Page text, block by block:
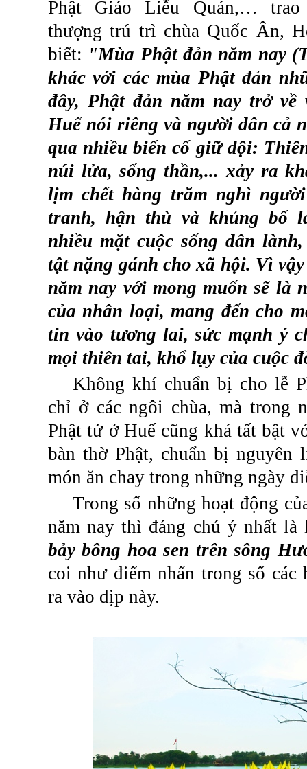
Phật Giáo Liễu Quán,… trao
thượng trú trì chùa Quốc Ân,
biết: "Mùa Phật đản năm nay (
khác với các mùa Phật đản
đây,Phật đản năm nay trở về
Huế nói riêng và người dân cả
quanhiều biến cố giữ dội:
núi lửa,sống thần,...xảy ra
lịm chết hàng trăm nghì người
tranh,hận thù và khủng bố
nhiều mặt cuộc sống dân lành
tật nặng gánh cho xã hội. Vì vậy
năm nay với mong muốn sẽ là
của nhân loại,mang đến cho
tin vào tương lai,sức mạnh ý
mọi thiên tai, khổ lụy của cuộc
Không khí chuẩn bị cho lễ
chỉ ở các ngôi chùa,mà trong
Phật tửở Huế cũng khá tất bật
bàn thờ Phật, chuẩn bị nguyên
món ăn chay trong những ngày
Trong số những hoạt động
năm naythì đáng chú ý nhất là
bảy bông hoa sen trên sông
coi như điểm nhấn trong số các
ra vào dịp này.